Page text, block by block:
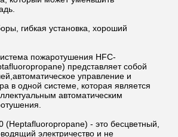
гибкая установка, хороший
пожаротушения HFC-
представляет собой
управление и
в одной системе, которая является
автоматическим
(Heptafluoropropane) - это бесцветный,
электричество и не